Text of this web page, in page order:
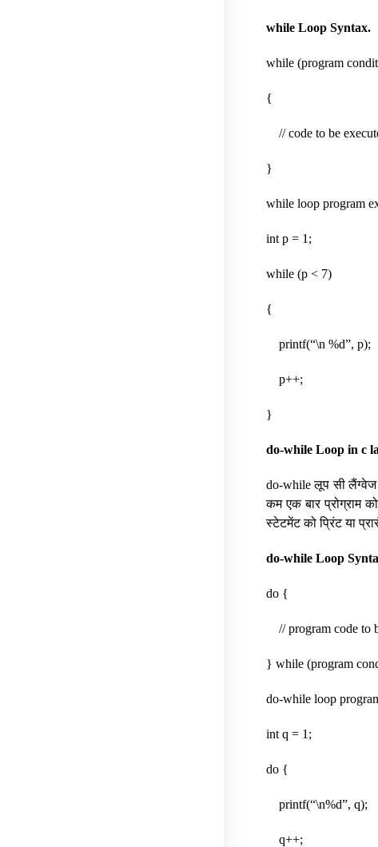
while Loop Syntax.
while (program
{
// code to be
}
while loop program
int p = 1;
while (p < 7)
{
printf(“\n %d”, p);
p++;
}
do-while Loop in c
do-while लूप सी
कम एक बार प्रोग्राम
स्टेटमेंट को प्रिंट या
do-while Loop
do {
// program code to
} while (program
do-while loop
int q = 1;
do {
printf(“\n%d”, q);
q++;